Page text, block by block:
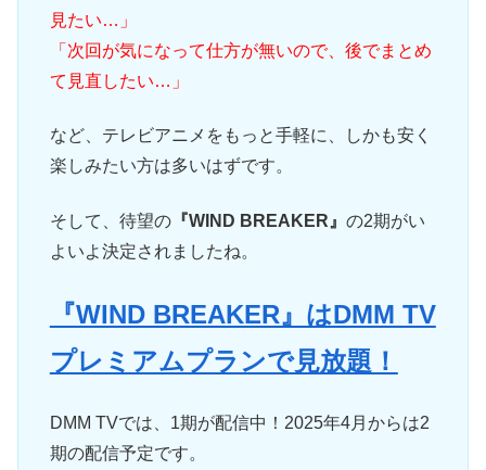
見たい…」
「次回が気になって仕方が無いので、後でまとめ
て見直したい…」
など、テレビアニメをもっと手軽に、しかも安く
楽しみたい方は多いはずです。
そして、待望の『WIND BREAKER』 の2期がい
よいよ決定されましたね。
『WIND BREAKER』はDMM TV
プレミアムプランで見放題！
DMM TVでは、1期が配信中！2025年4月からは2
期の配信予定です。